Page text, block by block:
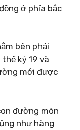
ở phía bắc
bên phải
kỷ 19 và
mới được
đường mòn
như hàng